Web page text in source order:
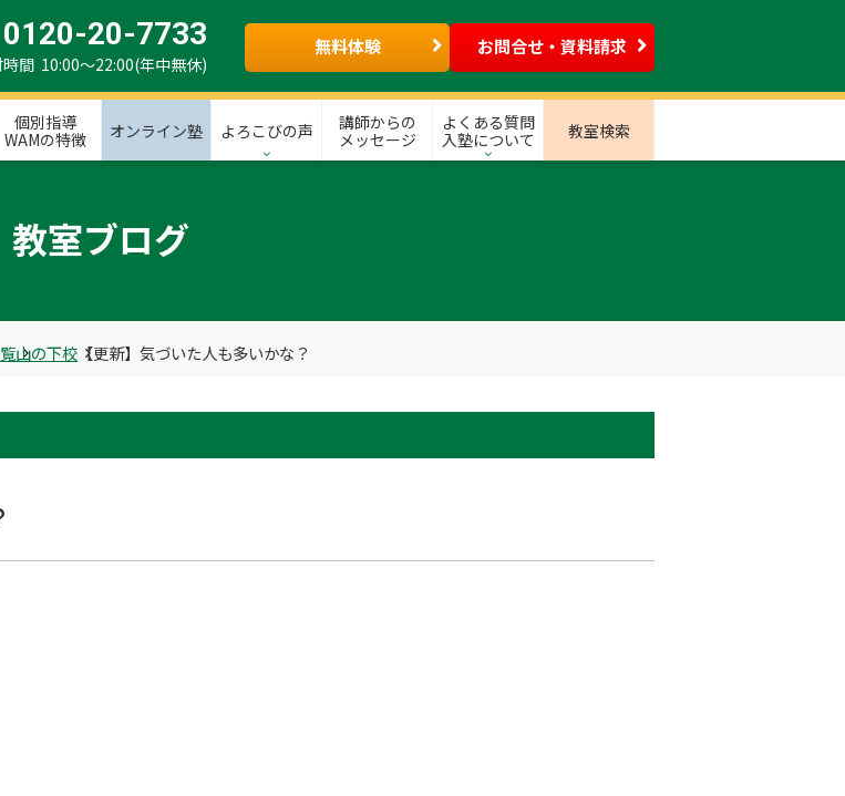
0120-20-7733
時間 10:00～22:00(年中無休)
無料体験 お問合せ・資料請求
個別指導
WAMの特徴
オンライン塾 よろこびの声
講師からの
メッセージ
よくある質問
入塾について
教室検索
教室ブログ
山の下校 【更新】気づいた人も多いかな？